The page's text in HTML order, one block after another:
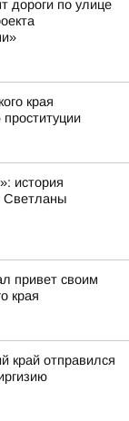
дороги по улице
края
история
Светланы
привет своим
края
край отправился